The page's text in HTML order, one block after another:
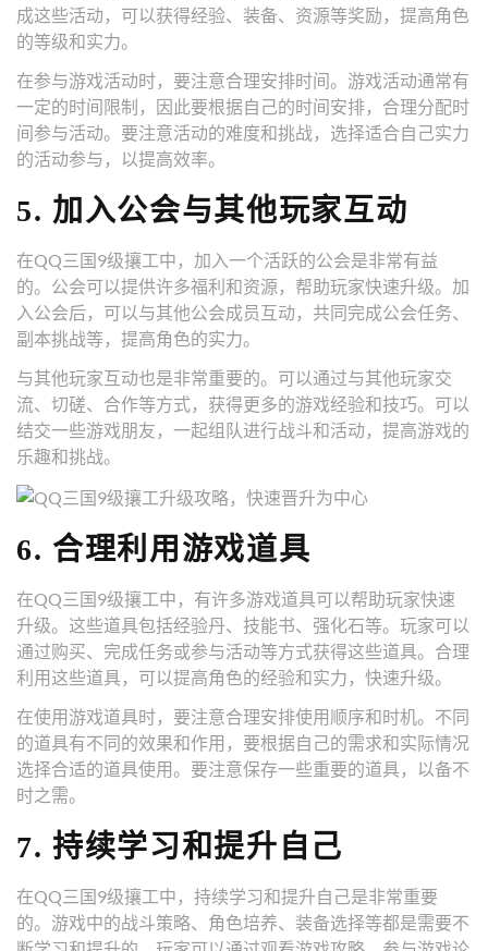
成这些活动，可以获得经验、装备、资源等奖励，提高角色
的等级和实力。
在参与游戏活动时，要注意合理安排时间。游戏活动通常有
一定的时间限制，因此要根据自己的时间安排，合理分配时
间参与活动。要注意活动的难度和挑战，选择适合自己实力
的活动参与，以提高效率。
5. 加入公会与其他玩家互动
在QQ三国9级攘工中，加入一个活跃的公会是非常有益
的。公会可以提供许多福利和资源，帮助玩家快速升级。加
入公会后，可以与其他公会成员互动，共同完成公会任务、
副本挑战等，提高角色的实力。
与其他玩家互动也是非常重要的。可以通过与其他玩家交
流、切磋、合作等方式，获得更多的游戏经验和技巧。可以
结交一些游戏朋友，一起组队进行战斗和活动，提高游戏的
乐趣和挑战。
6. 合理利用游戏道具
在QQ三国9级攘工中，有许多游戏道具可以帮助玩家快速
升级。这些道具包括经验丹、技能书、强化石等。玩家可以
通过购买、完成任务或参与活动等方式获得这些道具。合理
利用这些道具，可以提高角色的经验和实力，快速升级。
在使用游戏道具时，要注意合理安排使用顺序和时机。不同
的道具有不同的效果和作用，要根据自己的需求和实际情况
选择合适的道具使用。要注意保存一些重要的道具，以备不
时之需。
7. 持续学习和提升自己
在QQ三国9级攘工中，持续学习和提升自己是非常重要
的。游戏中的战斗策略、角色培养、装备选择等都是需要不